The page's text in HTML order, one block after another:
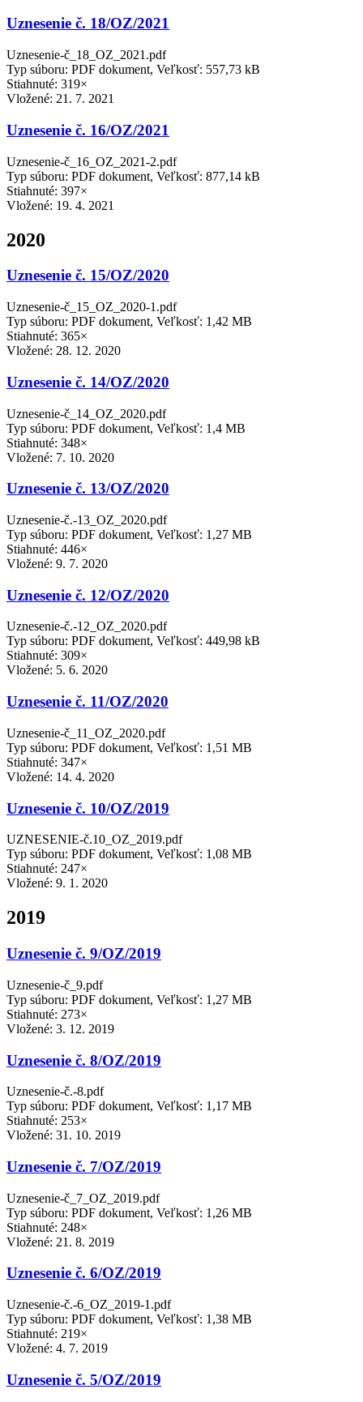
Uznesenie č. 18/OZ/2021
Uznesenie-č_18_OZ_2021.pdf
Typ súboru: PDF dokument, Veľkosť: 557,73 kB
Stiahnuté: 319×
Vložené: 21. 7. 2021
Uznesenie č. 16/OZ/2021
Uznesenie-č_16_OZ_2021-2.pdf
Typ súboru: PDF dokument, Veľkosť: 877,14 kB
Stiahnuté: 397×
Vložené: 19. 4. 2021
2020
Uznesenie č. 15/OZ/2020
Uznesenie-č_15_OZ_2020-1.pdf
Typ súboru: PDF dokument, Veľkosť: 1,42 MB
Stiahnuté: 365×
Vložené: 28. 12. 2020
Uznesenie č. 14/OZ/2020
Uznesenie-č_14_OZ_2020.pdf
Typ súboru: PDF dokument, Veľkosť: 1,4 MB
Stiahnuté: 348×
Vložené: 7. 10. 2020
Uznesenie č. 13/OZ/2020
Uznesenie-č.-13_OZ_2020.pdf
Typ súboru: PDF dokument, Veľkosť: 1,27 MB
Stiahnuté: 446×
Vložené: 9. 7. 2020
Uznesenie č. 12/OZ/2020
Uznesenie-č.-12_OZ_2020.pdf
Typ súboru: PDF dokument, Veľkosť: 449,98 kB
Stiahnuté: 309×
Vložené: 5. 6. 2020
Uznesenie č. 11/OZ/2020
Uznesenie-č_11_OZ_2020.pdf
Typ súboru: PDF dokument, Veľkosť: 1,51 MB
Stiahnuté: 347×
Vložené: 14. 4. 2020
Uznesenie č. 10/OZ/2019
UZNESENIE-č.10_OZ_2019.pdf
Typ súboru: PDF dokument, Veľkosť: 1,08 MB
Stiahnuté: 247×
Vložené: 9. 1. 2020
2019
Uznesenie č. 9/OZ/2019
Uznesenie-č_9.pdf
Typ súboru: PDF dokument, Veľkosť: 1,27 MB
Stiahnuté: 273×
Vložené: 3. 12. 2019
Uznesenie č. 8/OZ/2019
Uznesenie-č.-8.pdf
Typ súboru: PDF dokument, Veľkosť: 1,17 MB
Stiahnuté: 253×
Vložené: 31. 10. 2019
Uznesenie č. 7/OZ/2019
Uznesenie-č_7_OZ_2019.pdf
Typ súboru: PDF dokument, Veľkosť: 1,26 MB
Stiahnuté: 248×
Vložené: 21. 8. 2019
Uznesenie č. 6/OZ/2019
Uznesenie-č.-6_OZ_2019-1.pdf
Typ súboru: PDF dokument, Veľkosť: 1,38 MB
Stiahnuté: 219×
Vložené: 4. 7. 2019
Uznesenie č. 5/OZ/2019